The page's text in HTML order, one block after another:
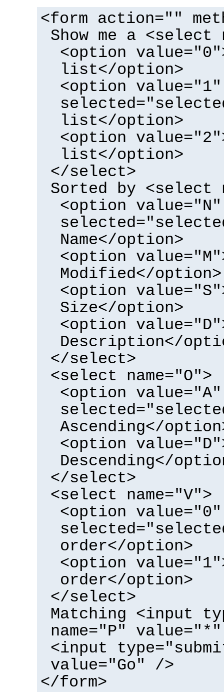
<form action=""
Show me a <select
<option
list</option>
<option value="1"
list</option>
<option
list</option>
</select>
Sorted by <select
<option value="N"
Name</option>
<option
Modified</option>
<option
Size</option>
<option
Description</
</select>
<select name="O">
<option value="A"
Ascending</
<option
Descending</
</select>
<select name="V">
<option value="0"
order</option>
<option
order</option>
</select>
Matching <input
name="P"
<input
value="Go" />
</form>